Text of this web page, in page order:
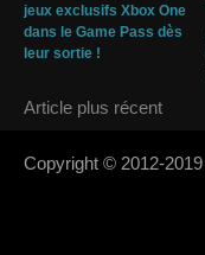
jeux exclusifs Xbox One
dans le Game Pass dès
leur sortie !
Article plus récent
Copyright © 2012-2019